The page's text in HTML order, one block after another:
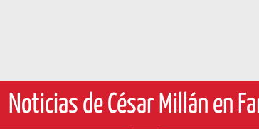
Noticias de César Millán en